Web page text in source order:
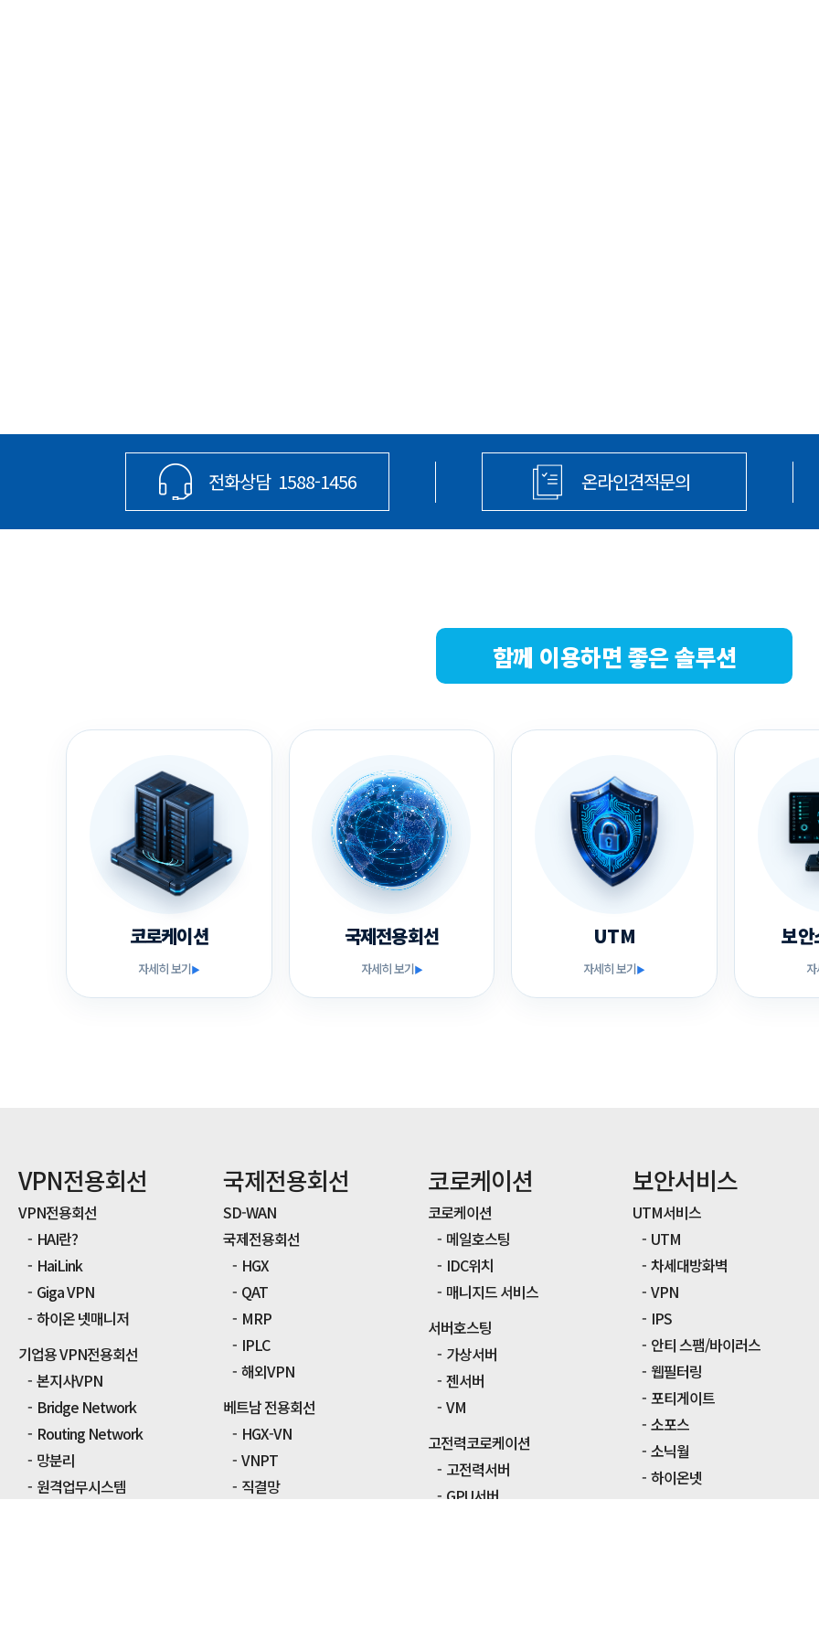
전화상담 1588-1456 온라인견적문의
함께 이용하면 좋은 솔루션
코로케이션
자세히 보기▶
국제전용회선
자세히 보기▶
UTM
자세히 보기▶
보안
VPN전용회선
VPN전용회선
HAI란?
HaiLink
Giga VPN
하이온 넷매니저
기업용 VPN전용회선
본지사VPN
Bridge Network
Routing Network
망분리
원격업무시스템
국제전용회선
SD-WAN
국제전용회선
HGX
QAT
MRP
IPLC
해외VPN
베트남 전용회선
HGX-VN
VNPT
직결망
코로케이션
코로케이션
메일호스팅
IDC위치
매니지드 서비스
서버호스팅
가상서버
젠서버
VM
고전력코로케이션
고전력서버
GPU서버
보안서비스
UTM서비스
UTM
차세대방화벽
VPN
IPS
안티 스팸/바이러스
웹필터링
포티게이트
소포스
소닉월
하이온넷